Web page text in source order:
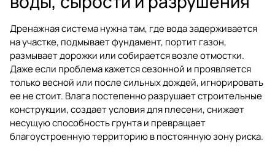
Дренажная система нужна там, где вода задерживается
на участке, подмывает фундамент, портит газон,
размывает дорожки или собирается возле отмостки.
Даже если проблема кажется сезонной и проявляется
только весной или после сильных дождей, игнорировать
ее не стоит. Влага постепенно разрушает строительные
конструкции, создает условия для плесени, снижает
несущую способность грунта и превращает
благоустроенную территорию в постоянную зону риска.